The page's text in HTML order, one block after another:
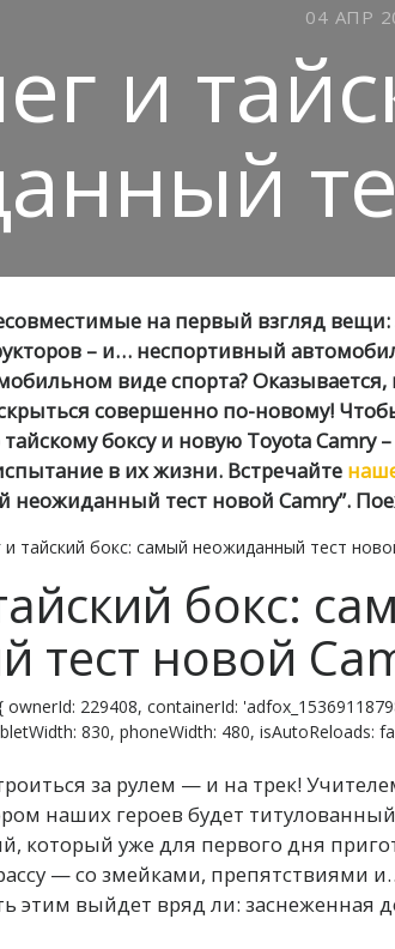
04 АПР
и
на первый взгляд
– и… неспортивный
виде спорта? Оказывается,
совершенно по-новому!
боксу и новую Toyota Camry
в их жизни. Встречайте
неожиданный тест новой Camry”.
и тайский бокс: самый неожиданный тест
бокс:
тест новой
229408, containerId:
830, phoneWidth: 480, isAutoReloads:
за рулем — и на трек!
наших героев будет
который уже для первого дня
— со змейками, препятствиями
этим выйдет вряд ли: заснеженная